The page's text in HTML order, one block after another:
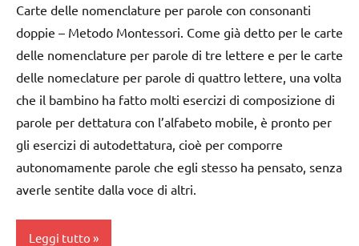
ARTICOLI
materiale
didattico
nomenclature
Montessori
TUTTI GLI
ARGOMENTI
PER ETA'
TUTTI GLI
ARTICOLI
MONTESSORI
lettura e
scrittura
Montessori
MONTESSORI
materiale
didattico
Montessori
Carte delle nomenclature per parole con consonanti
doppie – Metodo Montessori. Come già detto per le carte
delle nomenclature per parole di tre lettere e per le carte
delle nomeclature per parole di quattro lettere, una volta
che il bambino ha fatto molti esercizi di composizione di
parole per dettatura con l’alfabeto mobile, è pronto per
gli esercizi di autodettatura, cioè per comporre
autonomamente parole che egli stesso ha pensato, senza
averle sentite dalla voce di altri.
Leggi tutto